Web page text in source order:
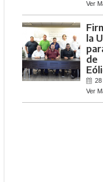
Ver
la
de
28
Ver